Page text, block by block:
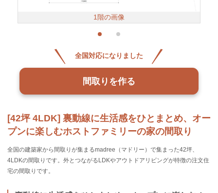
[42坪 4LDK] 裏動線に生活感をひとまとめ、オー
プンに楽しむホストファミリーの家の間取り
全国の建築家から間取りが集まるmadree（マドリー）で集まった42坪、
4LDKの間取りです。外とつながるLDKやアウトドアリビングが特徴の注文住
宅の間取りです。
1階の画像
全国対応になりました
間取りを作る